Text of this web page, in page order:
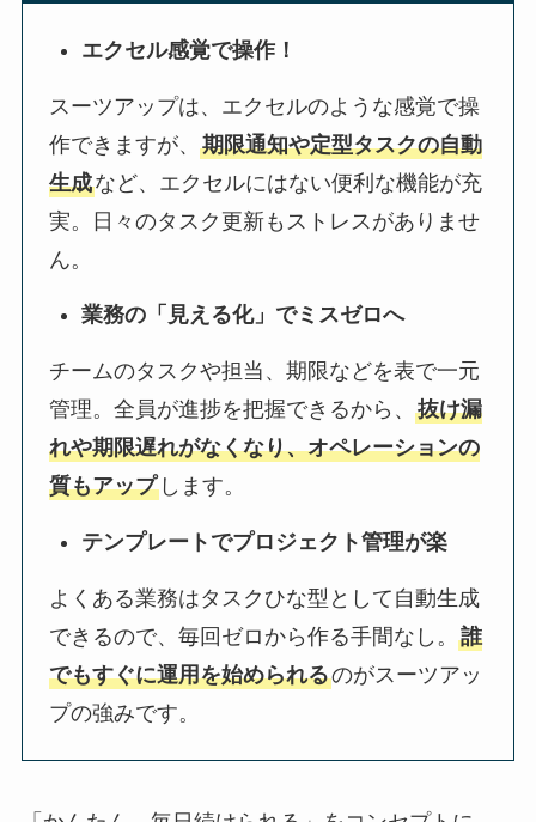
エクセル感覚で操作！
スーツアップは、エクセルのような感覚で操
作できますが、期限通知や定型タスクの自動
生成など、エクセルにはない便利な機能が充
実。日々のタスク更新もストレスがありませ
ん。
業務の「見える化」でミスゼロへ
チームのタスクや担当、期限などを表で一元
管理。全員が進捗を把握できるから、抜け漏
れや期限遅れがなくなり、オペレーションの
質もアップ します。
テンプレートでプロジェクト管理が楽
よくある業務はタスクひな型として自動生成
できるので、毎回ゼロから作る手間なし。誰
でもすぐに運用を始められるのがスーツアッ
プの強みです。